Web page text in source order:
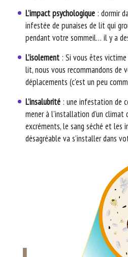
L’impact psychologique : dormir
infestée de punaises de lit qui
pendant votre sommeil… il y a
L’isolement : Si vous êtes victime
lit, nous vous recommandons de
déplacements (c’est un peu
L’insalubrité : une infestation de
mener à l’installation d’un climat
excréments, le sang séché et les
désagréable va s’installer dans